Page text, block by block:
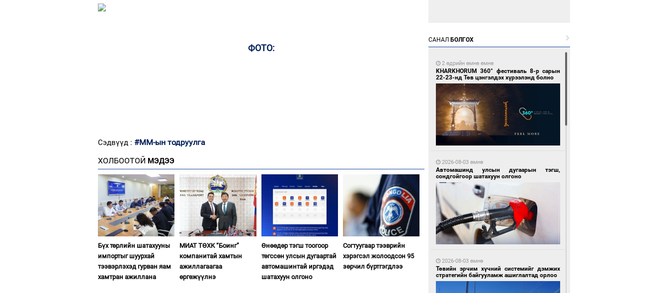
ФОТО:
Сэдвүүд : #ММ-ын тодруулга
ХОЛБООТОЙ МЭДЭЭ
Бүх төрлийн шатахууны
импортыг шуурхай
тээвэрлэхэд гурван яам
хамтран ажиллана
МИАТ ТӨХК “Боинг”
компанитай хамтын
ажиллагаагаа
өргөжүүлнэ
Өнөөдөр тэгш тоогоор
төгссөн улсын дугаартай
автомашинтай иргэдэд
шатахуун олгоно
Согтуугаар тээврийн
хэрэгсэл жолоодсон 95
зөрчил бүртгэгдлээ
дугаартай автомашинтай иргэдэд шатахуун
олгоно
21 цагийн өмнө өмнө
С.Бямбацогт Зүүн Азийн эрэгтэйчүүдийн
тамирчдад амжилт хүслээ
21 цагийн өмнө өмнө
Согтуугаар тээврийн хэрэгсэл жолоодсон
95 зөрчил бүртгэгдлээ
САНАЛ БОЛГОХ
2 өдрийн өмнө өмнө
KHARKHORUM 360° фестиваль 8-р сарын
22-23-нд Төв цэнгэлдэх хүрээлэнд болно
2026-08-03 өмнө
Автомашинд улсын дугаарын тэгш,
сондгойгоор шатахуун олгоно
2026-08-03 өмнө
Төвийн эрчим хүчний системийг дэмжих
стратегийн байгууламж ашиглалтад орлоо